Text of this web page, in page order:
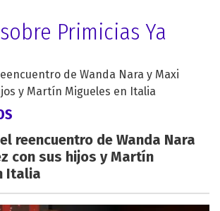
Primicias Ya
reencuentro de Wanda Nara
con sus hijos y Martín
Italia